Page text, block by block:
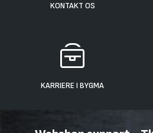
KONTAKT OS
KARRIERE I BYGMA